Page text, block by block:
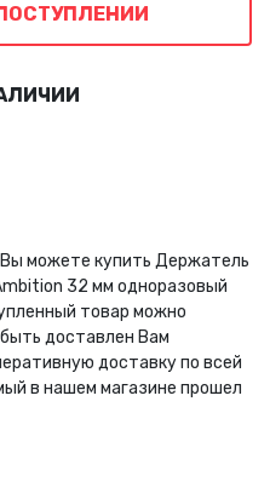
можете купить Держатель
32 мм одноразовый
товар можно
доставлен Вам
доставку по всей
в нашем магазине прошел